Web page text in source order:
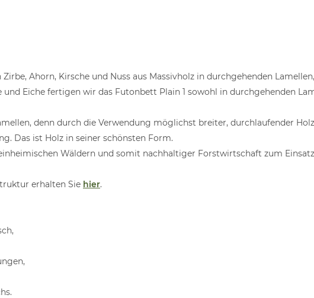
Zirbe, Ahorn, Kirsche und Nuss aus Massivholz in durchgehenden
und Eiche fertigen wir das Futonbett Plain 1 sowohl in durchgehenden
denn durch die Verwendung möglichst breiter, durchlaufender
Das ist Holz in seiner schönsten Form.
Wäldern und somit nachhaltiger Forstwirtschaft zum
erhalten Sie hier.